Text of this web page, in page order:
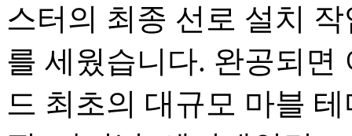
스터의 최종 선로 설치
를 세웠습니다. 완공되면
드 최초의 대규모 마블